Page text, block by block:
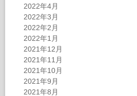
2022年4月
2022年3月
2022年2月
2022年1月
2021年12月
2021年11月
2021年10月
2021年9月
2021年8月